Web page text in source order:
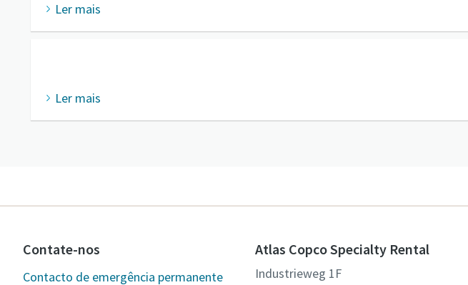
Ler mais
Ler mais
Contate-nos
Contacto de emergência permanente
Atlas Copco Specialty Rental
Industrieweg 1F